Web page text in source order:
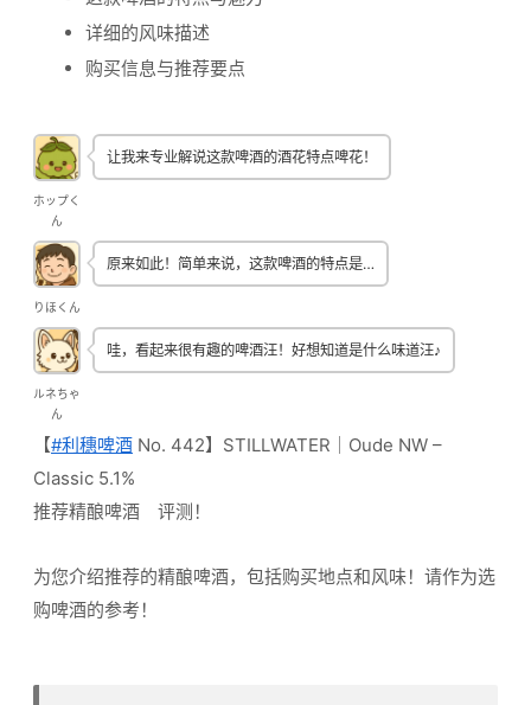
详细的风味描述
购买信息与推荐要点
ホップく
ん
让我来专业解说这款啤酒的酒花特点啤花！
りほくん
原来如此！简单来说，这款啤酒的特点是…
ルネちゃ
ん
哇，看起来很有趣的啤酒汪！好想知道是什么味道汪♪
【#利穗啤酒 No. 442】STILLWATER｜Oude NW –
Classic 5.1%
推荐精酿啤酒 评测！
为您介绍推荐的精酿啤酒，包括购买地点和风味！请作为选
购啤酒的参考！